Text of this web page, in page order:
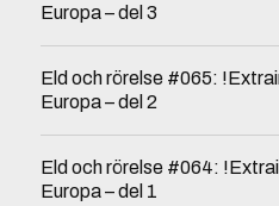
Europa – del 3
Eld och rörelse #065:
Europa – del 2
Eld och rörelse #064:
Europa – del 1